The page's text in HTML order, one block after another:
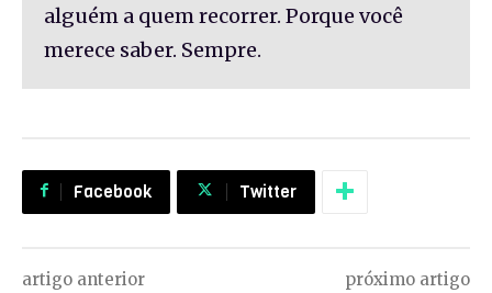
alguém a quem recorrer. Porque você
merece saber. Sempre.
Facebook Twitter
artigo anterior próximo artigo